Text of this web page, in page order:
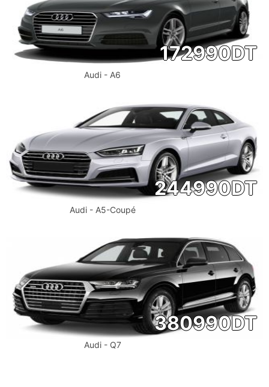
172990DT
Audi - A6
244990DT
Audi - A5-Coupé
380990DT
Audi - Q7